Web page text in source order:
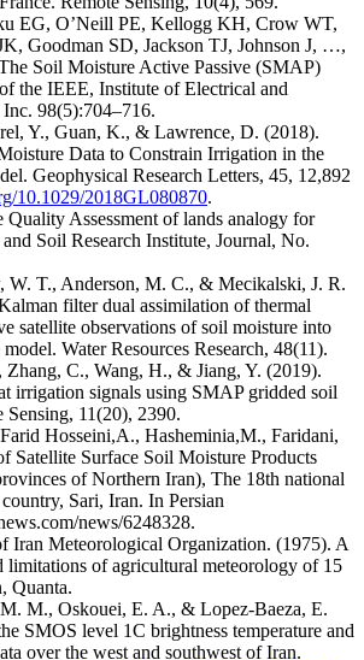
EG, O’Neill PE, Kellogg KH, Crow WT,
Goodman SD, Jackson TJ, Johnson J, …,
Soil Moisture Active Passive (SMAP)
the IEEE, Institute of Electrical and
98(5):704–716.
Y., Guan, K., & Lawrence, D. (2018).
Data to Constrain Irrigation in the
Geophysical Research Letters, 45, 12,892
10.1029/2018GL080870.
Assessment of lands analogy for
Soil Research Institute, Journal, No.
W. T., Anderson, M. C., & Mecikalski, J. R.
filter dual assimilation of thermal
satellite observations of soil moisture into
Water Resources Research, 48(11).
C., Wang, H., & Jiang, Y. (2019).
irrigation signals using SMAP gridded soil
Sensing, 11(20), 2390.
Hosseini,A., Hasheminia,M., Faridani,
Satellite Surface Soil Moisture Products
of Northern Iran), The 18th national
Sari, Iran. In Persian
news/6248328.
Iran Meteorological Organization. (1975). A
limitations of agricultural meteorology of 15
Quanta.
M., Oskouei, E. A., & Lopez-Baeza, E.
SMOS level 1C brightness temperature and
over the west and southwest of Iran.